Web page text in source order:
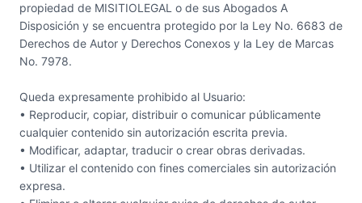
propiedad de MISITIOLEGAL o de sus Abogados A
Disposición y se encuentra protegido por la Ley No. 6683 de
Derechos de Autor y Derechos Conexos y la Ley de Marcas
No. 7978.
Queda expresamente prohibido al Usuario:
• Reproducir, copiar, distribuir o comunicar públicamente
cualquier contenido sin autorización escrita previa.
• Modificar, adaptar, traducir o crear obras derivadas.
• Utilizar el contenido con fines comerciales sin autorización
expresa.